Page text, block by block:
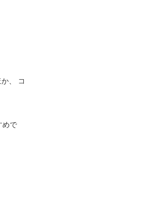
、 コ
めで